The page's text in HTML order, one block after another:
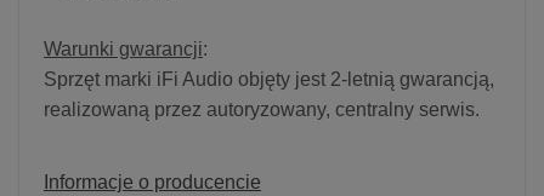
Warunki gwarancji:
Sprzęt marki iFi Audio objęty jest 2-letnią gwarancją,
realizowaną przez autoryzowany, centralny serwis.
Informacje o producencie